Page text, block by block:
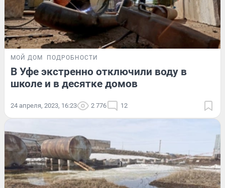
МОЙ ДОМ ПОДРОБНОСТИ
В Уфе экстренно отключили воду в
школе и в десятке домов
24 апреля, 2023, 16:23 2 776 12